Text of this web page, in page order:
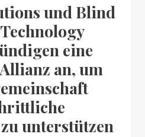
und Blind
eine
an, um
unterstützen